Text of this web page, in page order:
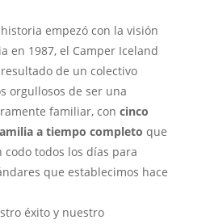
empezó con la visión
en 1987, el Camper Iceland
de un colectivo
orgullosos de ser una
familiar, con cinco
a tiempo completo que
todos los días para
que establecimos hace
éxito y nuestro